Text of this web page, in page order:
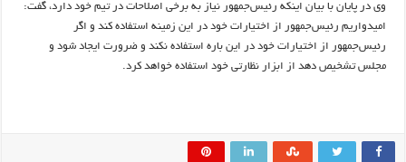
وی در پایان با بیان اینکه رئیس‌جمهور نیاز به برخی اصلاحات در تیم خود دارد، گفت:
امیدواریم رئیس‌جمهور از اختیارات خود در این زمینه استفاده کند و اگر
رئیس‌جمهور از اختیارات خود در این باره استفاده نکند و ضرورت ایجاد شود و
مجلس تشخیص دهد از ابزار نظارتی خود استفاده خواهد کرد.